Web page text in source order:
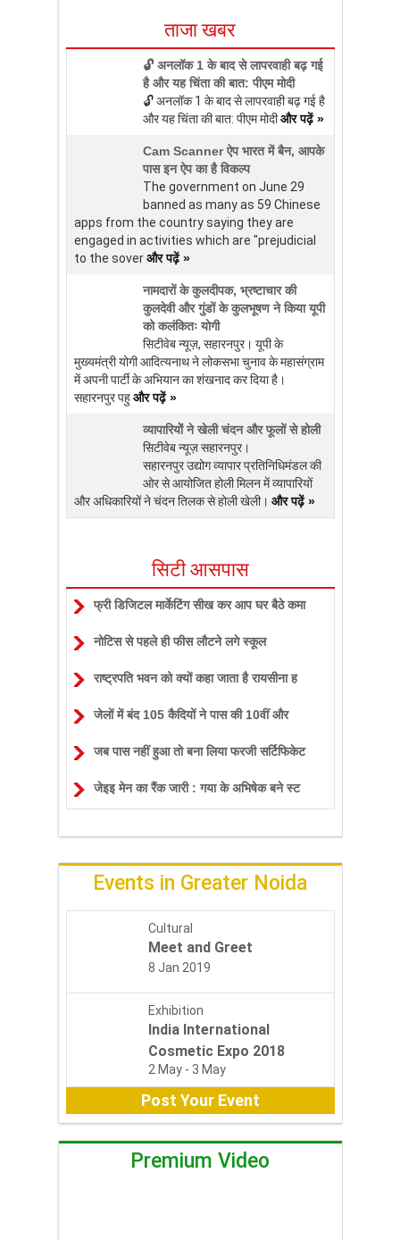
ताजा खबर
🔓 अनलॉक 1 के बाद से लापरवाही बढ़ गई
है और यह चिंता की बात: पीएम मोदी
🔓 अनलॉक 1 के बाद से लापरवाही बढ़ गई है
और यह चिंता की बात: पीएम मोदीऔर पढ़ें »
Cam Scanner ऐप भारत में बैन, आपके
पास इन ऐप का है विकल्प
The government on June 29
banned as many as 59 Chinese
apps from the country saying they are
engaged in activities which are "prejudicial
to the soverऔर पढ़ें »
नामदारों के कुलदीपक, भ्रष्टाचार की
कुलदेवी और गुंडों के कुलभूषण ने किया यूपी
को कलंकितः योगी
सिटीवेब न्यूज़, सहारनपुर। यूपी के
मुख्यमंत्री योगी आदित्यनाथ ने लोकसभा चुनाव के महासंग्राम
में अपनी पार्टी के अभियान का शंखनाद कर दिया है।
सहारनपुर पहुऔर पढ़ें »
व्यापारियोें ने खेली चंदन और फूलों से होली
सिटीवेब न्यूज़ सहारनपुर।
सहारनपुर उद्योग व्यापार प्रतिनिधिमंडल की
ओर से आयोजित होली मिलन में व्यापारियों
और अधिकारियों ने चंदन तिलक से होली खेली। और पढ़ें »
सिटी आसपास
फ्री डिजिटल मार्केटिंग सीख कर आप घर बैठे कमा
नोटिस से पहले ही फीस लौटने लगे स्कूल
राष्ट्रपति भवन को क्यों कहा जाता है रायसीना ह
जेलों में बंद 105 कैदियों ने पास की 10वीं और
जब पास नहीं हुआ तो बना लिया फरजी सर्टिफिकेट
जेइइ मेन का रैंक जारी : गया के अभिषेक बने स्ट
Events in Greater Noida
Cultural
Meet and Greet
8 Jan 2019
Exhibition
India International
Cosmetic Expo 2018
2 May - 3 May
Post Your Event
Premium Video